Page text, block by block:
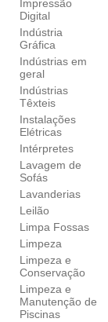
Impressão
Digital
Indústria
Gráfica
Indústrias em
geral
Indústrias
Têxteis
Instalações
Elétricas
Intérpretes
Lavagem de
Sofás
Lavanderias
Leilão
Limpa Fossas
Limpeza
Limpeza e
Conservação
Limpeza e
Manutenção de
Piscinas